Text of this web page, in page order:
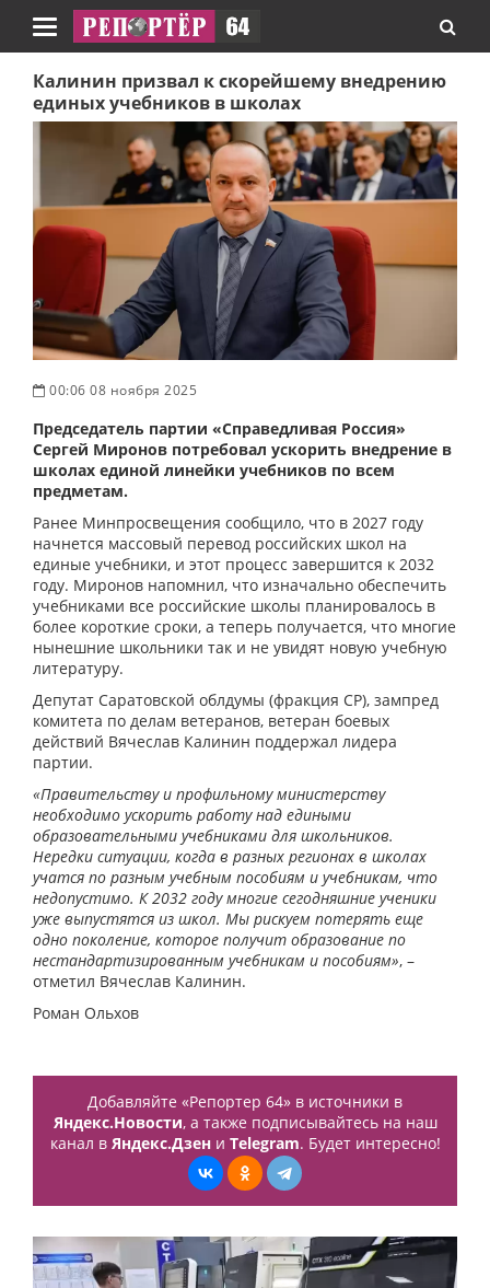
Навигация
Калинин призвал к скорейшему внедрению
единых учебников в школах
00:06 08 ноября 2025
Председатель партии «Справедливая Россия»
Сергей Миронов потребовал ускорить внедрение в
школах единой линейки учебников по всем
предметам.
Ранее Минпросвещения сообщило, что в 2027 году
начнется массовый перевод российских школ на
единые учебники, и этот процесс завершится к 2032
году. Миронов напомнил, что изначально обеспечить
учебниками все российские школы планировалось в
более короткие сроки, а теперь получается, что многие
нынешние школьники так и не увидят новую учебную
литературу.
Депутат Саратовской облдумы (фракция СР), зампред
комитета по делам ветеранов, ветеран боевых
действий Вячеслав Калинин поддержал лидера
партии.
«Правительству и профильному министерству
необходимо ускорить работу над едиными
образовательными учебниками для школьников.
Нередки ситуации, когда в разных регионах в школах
учатся по разным учебным пособиям и учебникам, что
недопустимо. К 2032 году многие сегодняшние ученики
уже выпустятся из школ. Мы рискуем потерять еще
одно поколение, которое получит образование по
нестандартизированным учебникам и пособиям», –
отметил Вячеслав Калинин.
Роман Ольхов
Добавляйте «Репортер 64» в источники в
Яндекс.Новости, а также подписывайтесь на наш
канал в Яндекс.Дзени Telegram. Будет интересно!